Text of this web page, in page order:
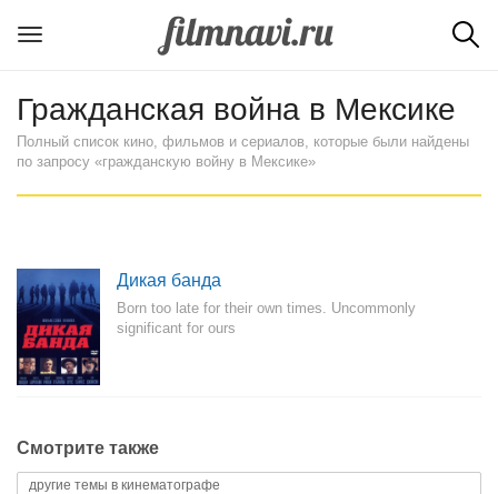
Гражданская война в Мексике
Полный список кино, фильмов и сериалов, которые были найдены
по запросу «гражданскую войну в Мексике»
Дикая банда
Born too late for their own times. Uncommonly
significant for ours
Смотрите также
другие темы в кинематографе